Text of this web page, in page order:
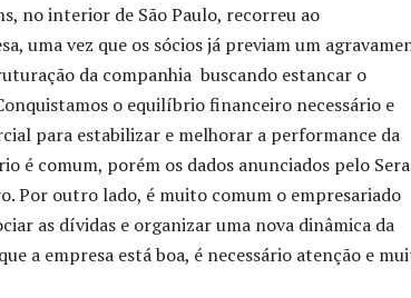
interior de São Paulo, recorreu ao
uma vez que os sócios já previam um
da companhia buscando estancar o
o equilíbrio financeiro necessário e
para estabilizar e melhorar a performance da
é comum, porém os dados anunciados pelo
Por outro lado, é muito comum o empresariado
as dívidas e organizar uma nova dinâmica da
a empresa está boa, é necessário atenção e